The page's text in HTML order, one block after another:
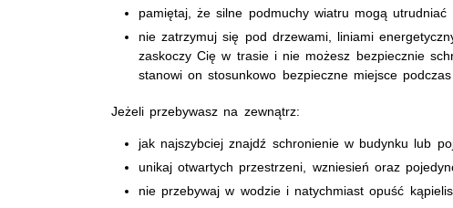
pamiętaj, że silne podmuchy wiatru mogą utrudniać
nie zatrzymuj się pod drzewami, liniami
zaskoczy Cię w trasie i nie możesz bezpiecznie
stanowi on stosunkowo bezpieczne miejsce
Jeżeli przebywasz na zewnątrz:
jak najszybciej znajdź schronienie w budynku lub
unikaj otwartych przestrzeni, wzniesień oraz
nie przebywaj w wodzie i natychmiast opuść